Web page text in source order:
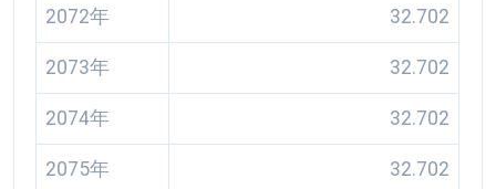
2072年 32.702
2073年 32.702
2074年 32.702
2075年 32.702